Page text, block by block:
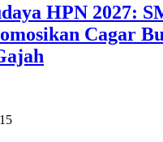
HPN 2027:
Cagar